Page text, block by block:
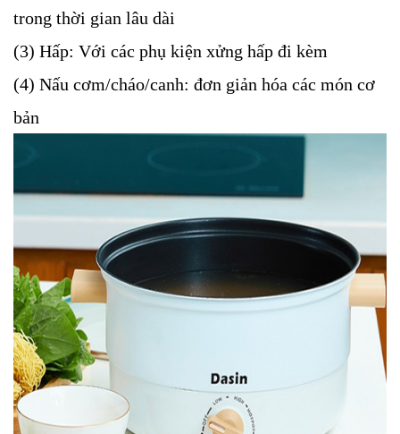
trong thời gian lâu dài
(3) Hấp: Với các phụ kiện xửng hấp đi kèm
(4) Nấu cơm/cháo/canh: đơn giản hóa các món cơ
bản